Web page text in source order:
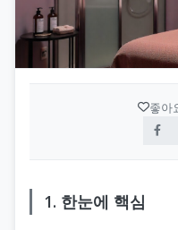
안산오피(안산op)
평택오피(평택op)
대구오피(대구op)
업소사이트
오피 순위
스웨디시
스파
좋아
1. 한눈에 핵심